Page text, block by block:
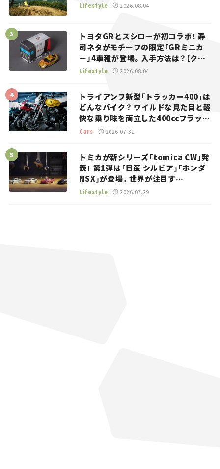
Lifestyle 2026.08.04
トヨタGRとスシローが初コラボ！ 寿
司ネタがモチーフの限定「GRミニカ
ー」4車種が登場。入手方法は？【クル
マとホビー】
Lifestyle 2026.08.04
トライアンフ新型「トラッカー400」は
どんなバイク？ ワイルドな見た目と軽
快な乗り味を両立した400ccフラット
トラッカー【試乗レビュー】
Cars 2026.07.31
トミカが新シリーズ「tomica CW」発
表！ 第1弾は「日産 シルビア」「ホンダ
NSX」が登場。世界が注目す
る“JDM”に焦点【クルマとホビー】
Lifestyle 2026.07.29